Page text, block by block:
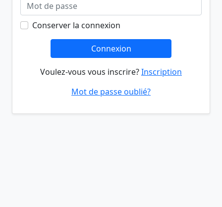
Conserver la connexion
Connexion
Voulez-vous vous inscrire?Inscription
Mot de passe oublié?